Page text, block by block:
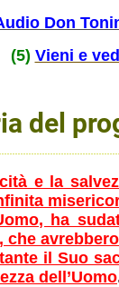
Don
(5) Vieni e
del
e la
ha
che
il Suo
dell’Uomo